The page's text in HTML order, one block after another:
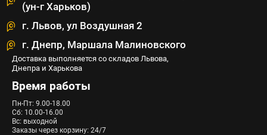
(ун-г Харьков)
г. Львов, ул Воздушная 2
г. Днепр, Маршала Малиновского
Доставка выполняется со складов Львова,
Днепра и Харькова
Время работы
Пн-Пт: 9.00-18.00
Сб: 10.00-16.00
Вс: выходной
Заказы через корзину: 24/7